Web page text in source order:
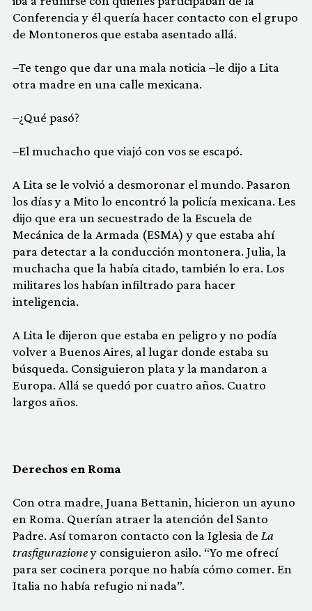
Conferencia y él quería hacer contacto con el grupo
de Montoneros que estaba asentado allá.
–Te tengo que dar una mala noticia –le dijo a Lita
otra madre en una calle mexicana.
–¿Qué pasó?
–El muchacho que viajó con vos se escapó.
A Lita se le volvió a desmoronar el mundo. Pasaron
los días y a Mito lo encontró la policía mexicana. Les
dijo que era un secuestrado de la Escuela de
Mecánica de la Armada (ESMA) y que estaba ahí
para detectar a la conducción montonera. Julia, la
muchacha que la había citado, también lo era. Los
militares los habían infiltrado para hacer
inteligencia.
A Lita le dijeron que estaba en peligro y no podía
volver a Buenos Aires, al lugar donde estaba su
búsqueda. Consiguieron plata y la mandaron a
Europa. Allá se quedó por cuatro años. Cuatro
largos años.
Derechos en Roma
Con otra madre, Juana Bettanin, hicieron un ayuno
en Roma. Querían atraer la atención del Santo
Padre. Así tomaron contacto con la Iglesia de La
trasfigurazioney consiguieron asilo. “Yo me ofrecí
para ser cocinera porque no había cómo comer. En
Italia no había refugio ni nada”.